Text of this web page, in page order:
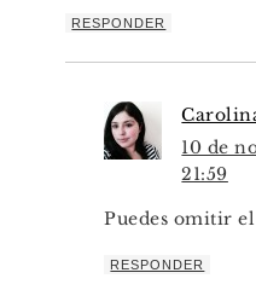
RESPONDER
10 de
21:59
Puedes omitir
RESPONDER